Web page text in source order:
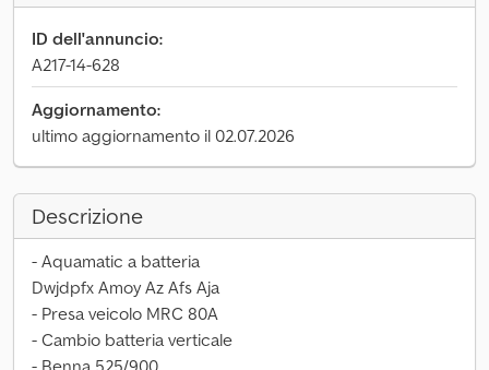
ID dell'annuncio:
A217-14-628
Aggiornamento:
ultimo aggiornamento il 02.07.2026
Descrizione
- Aquamatic a batteria
Dwjdpfx Amoy Az Afs Aja
- Presa veicolo MRC 80A
- Cambio batteria verticale
- Benna 525/900